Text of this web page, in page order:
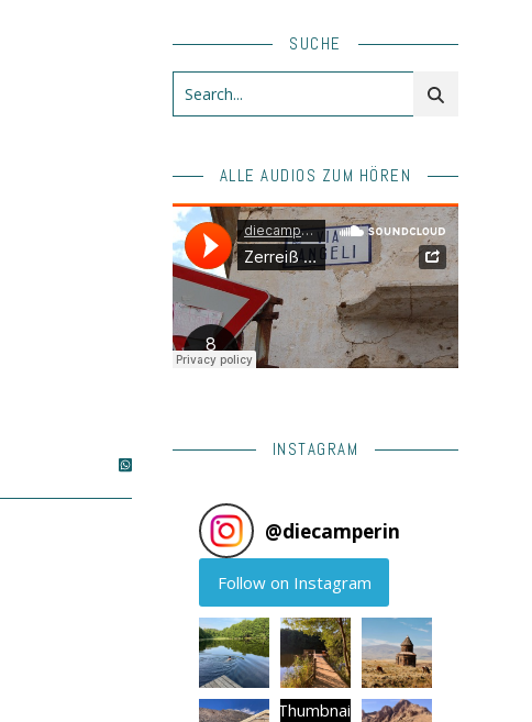
SUCHE
ALLE AUDIOS ZUM HÖREN
INSTAGRAM
@diecamperin
Follow on Instagram
Thumbnail